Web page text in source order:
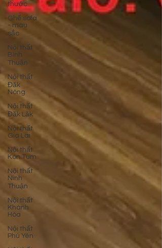
thước
Ghế sofa
- màu
sắc
Nội thất
Bình
Thuận
Nội thất
Đăk
Nông
Nội thất
Đăk Lăk
Nội thất
Gia Lai
Nội thất
Kon Tum
Nội thất
Ninh
Thuận
Nội thất
Khánh
Hòa
Nội thất
Phú Yên